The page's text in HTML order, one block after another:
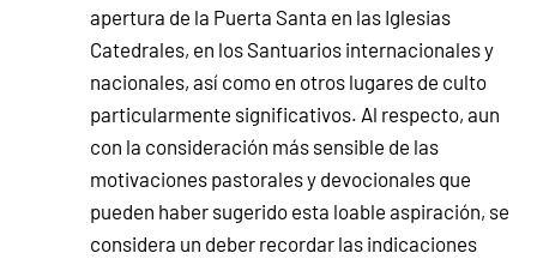
apertura de la Puerta Santa en las Iglesias
Catedrales, en los Santuarios internacionales y
nacionales, así como en otros lugares de culto
particularmente significativos. Al respecto, aun
con la consideración más sensible de las
motivaciones pastorales y devocionales que
pueden haber sugerido esta loable aspiración, se
considera un deber recordar las indicaciones